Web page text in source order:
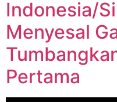
Indonesia/
Menyesal
Pertama